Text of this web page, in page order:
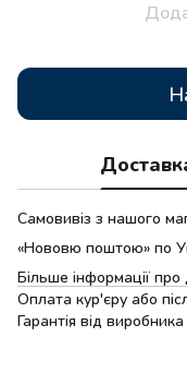
Самовивіз з нашого
«Нововю поштою» по
Більше інформації про
Оплата кур'єру або
Гарантія від